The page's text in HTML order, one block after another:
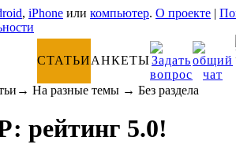
, iPhone или компьютер. О проекте |
СТАТЬИАНКЕТЫ
→ На разные темы → Без раздела
рейтинг 5.0!